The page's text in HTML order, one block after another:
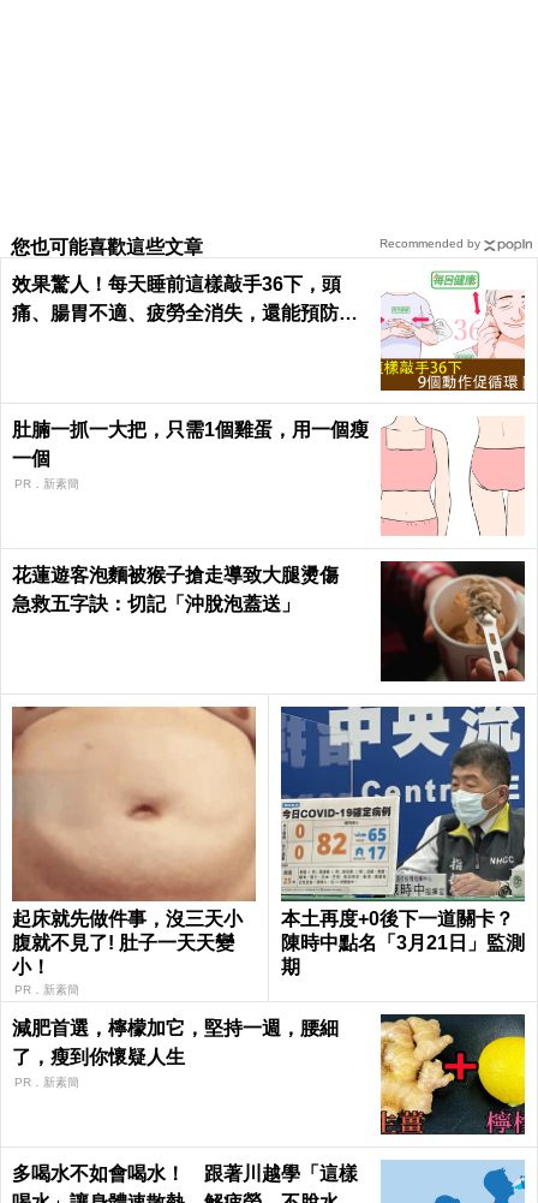
您也可能喜歡這些文章
效果驚人！每天睡前這樣敲手36下，頭
痛、腸胃不適、疲勞全消失，還能預防腦
肚腩一抓一大把，只需1個雞蛋，用一個瘦
一個
PR．新素簡
花蓮遊客泡麵被猴子搶走導致大腿燙傷
急救五字訣：切記「沖脫泡蓋送」
起床就先做件事，沒三天小
腹就不見了! 肚子一天天變
小！
PR．新素簡
本土再度+0後下一道關卡？
陳時中點名「3月21日」監測
期
減肥首選，檸檬加它，堅持一週，腰細
了，瘦到你懷疑人生
PR．新素簡
多喝水不如會喝水！ 跟著川越學「這樣
Recommended by